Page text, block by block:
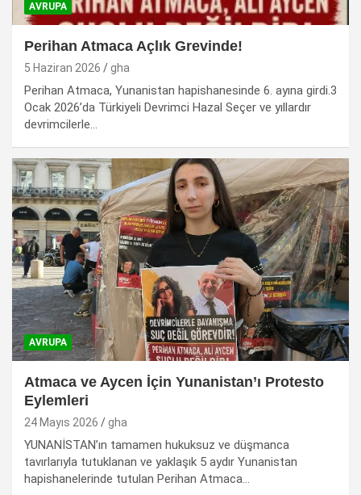
AVRUPA
Perihan Atmaca Açlık Grevinde!
5 Haziran 2026 gha
Perihan Atmaca, Yunanistan hapishanesinde 6. ayına girdi.3
Ocak 2026’da Türkiyeli Devrimci Hazal Seçer ve yıllardır
devrimcilerle…
AVRUPA
Atmaca ve Aycen İçin Yunanistan’ı Protesto
Eylemleri
24 Mayıs 2026 gha
YUNANİSTAN’ın tamamen hukuksuz ve düşmanca
tavırlarıyla tutuklanan ve yaklaşık 5 aydır Yunanistan
hapishanelerinde tutulan Perihan Atmaca…